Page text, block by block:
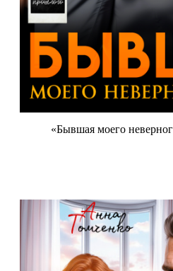
«Бывшая моего